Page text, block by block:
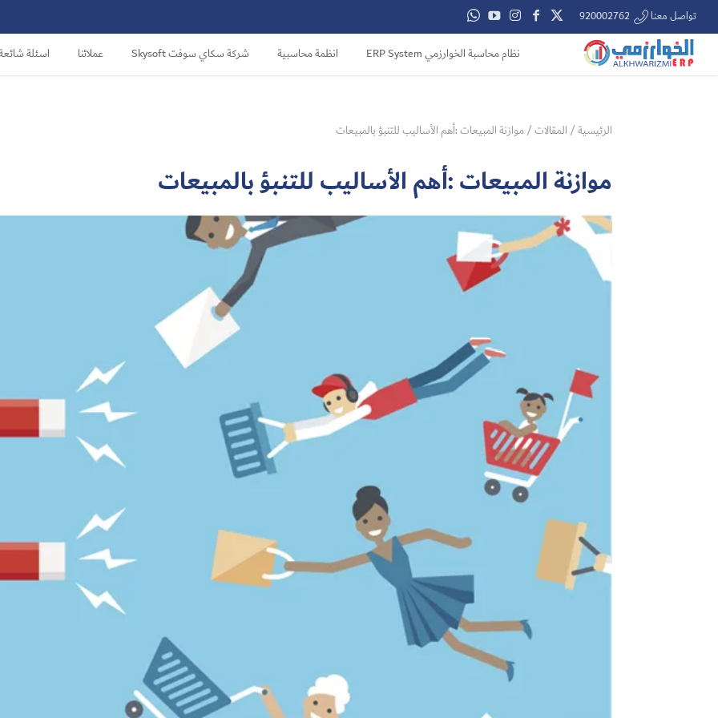
تواصل معنا 920002762
نظام محاسبة الخوارزمي ERP System انظمة محاسبية شركة سكاي سوفت Skysoft عملائنا اسئلة
الرئيسية/ المقالات/موازنة المبيعات :أهم الأساليب للتنبؤ بالمبيعات
موازنة المبيعات :أهم الأساليب للتنبؤ بالمبيعات